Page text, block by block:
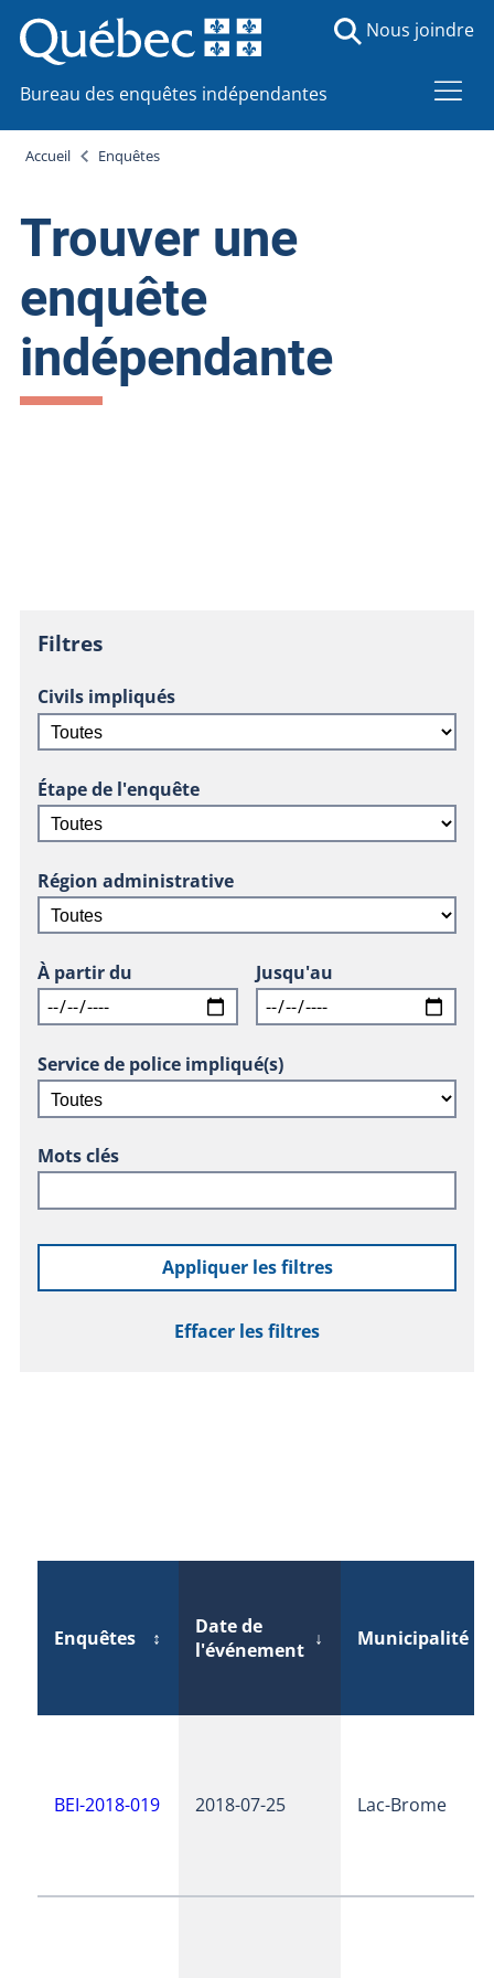
Bureau des enquêtes indépendantes
Nous joindre
Accueil Enquêtes
Trouver une
enquête
indépendante
Filtres
Civils impliqués
Étape de l'enquête
Région administrative
À partir du Jusqu'au
Service de police impliqué(s)
Mots clés
Appliquer les filtres
Effacer les filtres
Enquêtes ↕
Date de
l'événement ↓ Municipalité
BEI-2018-019 2018-07-25 Lac-Brome